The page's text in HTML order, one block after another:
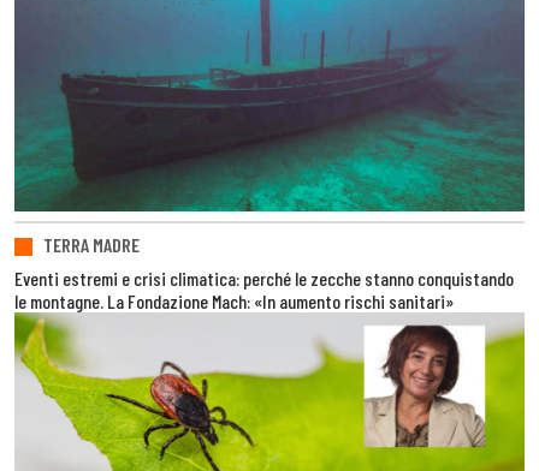
TERRA MADRE
Eventi estremi e crisi climatica: perché le zecche stanno conquistando
le montagne. La Fondazione Mach: «In aumento rischi sanitari»